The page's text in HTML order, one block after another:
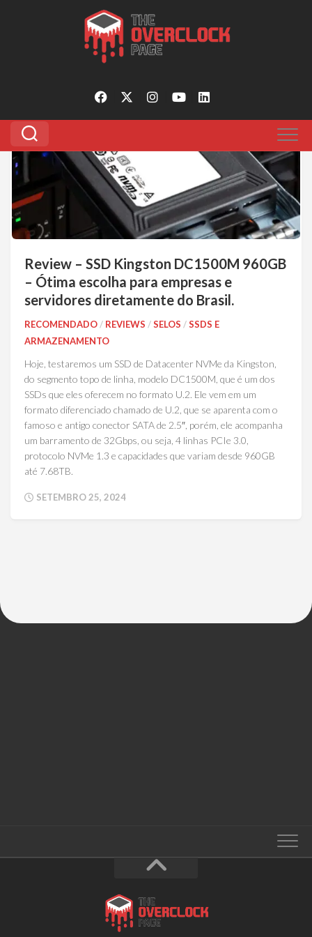
kingston dc1500m 960gb
Review – SSD Kingston DC1500M 960GB
– Ótima escolha para empresas e
servidores diretamente do Brasil.
RECOMENDADO/ REVIEWS /SELOS /SSDS E
ARMAZENAMENTO
Hoje, testaremos um SSD de Datacenter NVMe da Kingston,
do segmento topo de linha, modelo DC1500M, que é um dos
SSDs que eles oferecem no formato U.2. Ele vem em um
formato diferenciado chamado de U.2, que se aparenta com o
famoso e antigo conector SATA de 2.5″, porém, ele acompanha
um barramento de 32Gbps, ou seja, 4 linhas PCIe 3.0,
protocolo NVMe 1.3 e capacidades que variam desde 960GB
até 7.68TB.
SETEMBRO 25, 2024